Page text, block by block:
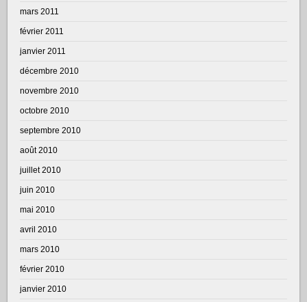
mars 2011
février 2011
janvier 2011
décembre 2010
novembre 2010
octobre 2010
septembre 2010
août 2010
juillet 2010
juin 2010
mai 2010
avril 2010
mars 2010
février 2010
janvier 2010